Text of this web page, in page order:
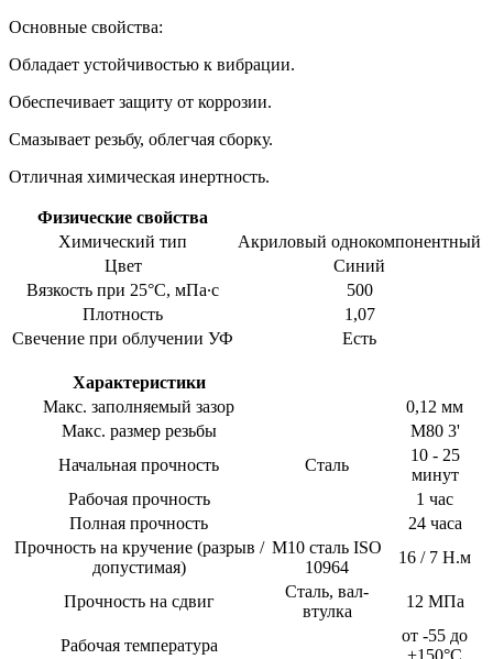
Основные свойства:
Обладает устойчивостью к вибрации.
Обеспечивает защиту от коррозии.
Смазывает резьбу, облегчая сборку.
Отличная химическая инертность.
Физические свойства
Химический тип
Акриловый однокомпонентный
Цвет
Синий
Вязкость при 25°С, мПа∙с
500
Плотность
1,07
Свечение при облучении УФ
Есть
Характеристики
Макс. заполняемый зазор
0,12 мм
Макс. размер резьбы
М80 3'
Начальная прочность
Сталь
10 - 25
минут
Рабочая прочность
1 час
Полная прочность
24 часа
Прочность на кручение (разрыв /
допустимая)
М10 сталь ISO
10964
16 / 7 Н.м
Прочность на сдвиг
Сталь, вал-
втулка
12 МПа
Рабочая температура
от -55 до
+150°С